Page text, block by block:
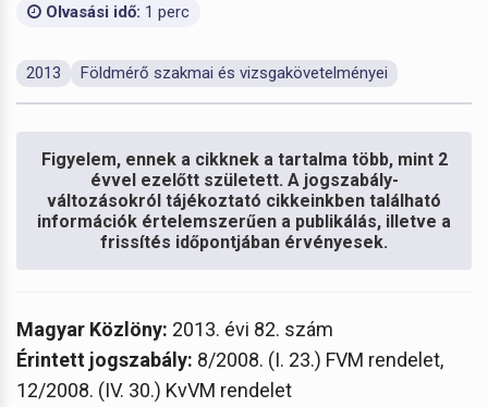
Olvasási idő: 1 perc
2013 Földmérő szakmai és vizsgakövetelményei
Figyelem, ennek a cikknek a tartalma több, mint 2
évvel ezelőtt született. A jogszabály-
változásokról tájékoztató cikkeinkben található
információk értelemszerűen a publikálás, illetve a
frissítés időpontjában érvényesek.
Magyar Közlöny: 2013. évi 82. szám
Érintett jogszabály: 8/2008. (I. 23.) FVM rendelet,
12/2008. (IV. 30.) KvVM rendelet